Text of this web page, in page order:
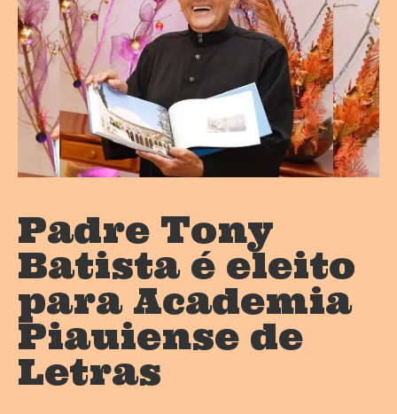
Padre Tony
Batista é eleito
para Academia
Piauiense de
Letras